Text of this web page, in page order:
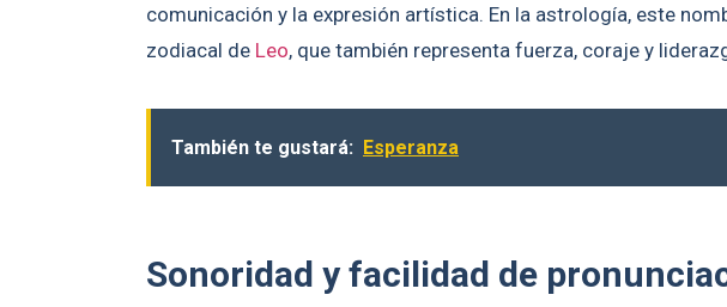
comunicación y la expresión artística. En la astrología, este
zodiacal de Leo, que también representa fuerza, coraje y
También te gustará: Esperanza
Sonoridad y facilidad de